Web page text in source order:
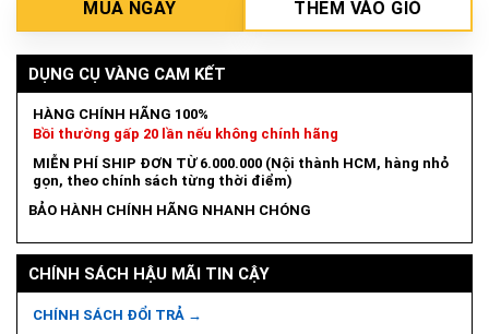
MUA NGAY THÊM VÀO GIỎ
DỤNG CỤ VÀNG CAM KẾT
HÀNG CHÍNH HÃNG 100%
Bồi thường gấp 20 lần nếu không chính hãng
MIỄN PHÍ SHIP ĐƠN TỪ 6.000.000 (Nội thành HCM, hàng nhỏ
gọn, theo chính sách từng thời điểm)
BẢO HÀNH CHÍNH HÃNG NHANH CHÓNG
CHÍNH SÁCH HẬU MÃI TIN CẬY
CHÍNH SÁCH ĐỔI TRẢ →